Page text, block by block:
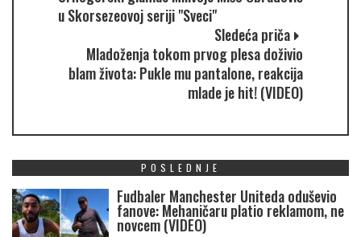
u Skorsezeovoj seriji "Sveci"
Sledeća priča
Mladoženja tokom prvog plesa doživio
blam života: Pukle mu pantalone, reakcija
mlade je hit! (VIDEO)
POSLEDNJE
Fudbaler Manchester Uniteda oduševio
fanove: Mehaničaru platio reklamom, ne
novcem (VIDEO)